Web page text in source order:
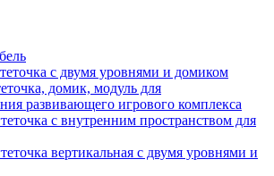
с двумя уровнями и домиком
домик, модуль для
развивающего игрового комплекса
с внутренним пространством для
вертикальная с двумя уровнями и